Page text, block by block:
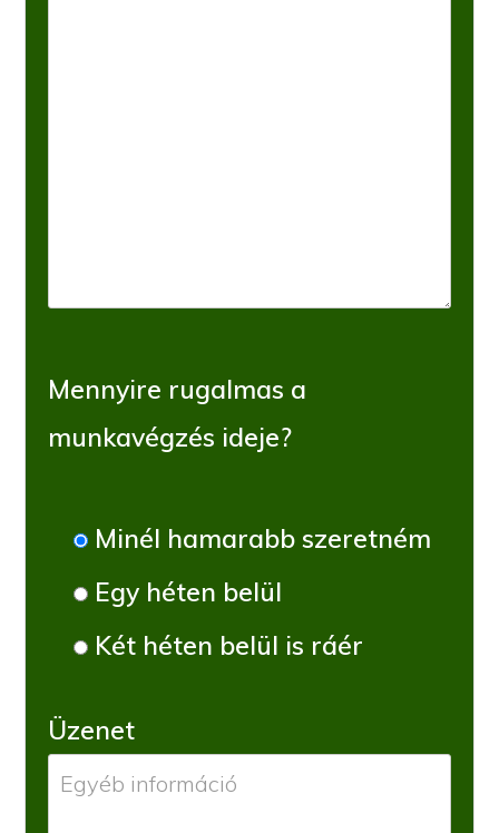
Mennyire rugalmas a
munkavégzés ideje?
Minél hamarabb szeretném
Egy héten belül
Két héten belül is ráér
Üzenet